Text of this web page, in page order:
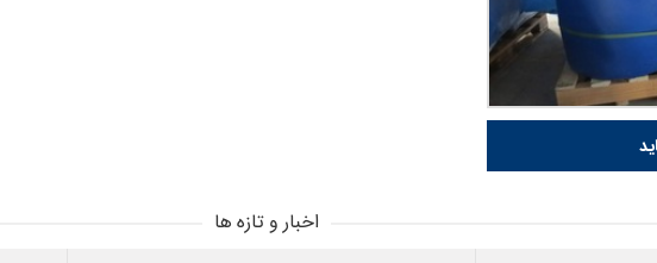
اخبار و تازه ها